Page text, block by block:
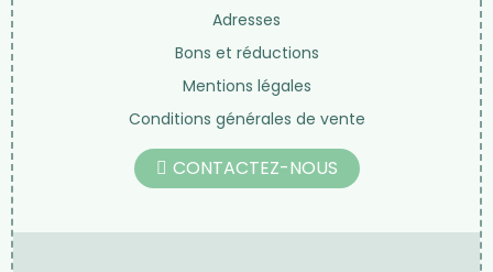
Adresses
Bons et réductions
Mentions légales
Conditions générales de vente
CONTACTEZ-NOUS